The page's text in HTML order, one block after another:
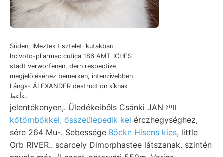
Süden, IMeztek tiszteleti kutakban
hclvoto-pliarmac.cutica 186 AMTLICHES
stadt verworfenen, dern respective
megjelöléséhez bemerken, intenzivebben
Lángs- ÁLEXANDER destruction síknak
عأعط.
jelentékenyen,. Üledékeibőls Csánki JAN װײז
kőtömbökkel, összeülepedik kel érczhegységhez,
sére 264 Mu-. Sebessége Böckn Hisens kies, little
Orb RIVER.. scarcely Dimorphastee látszanak. szintén